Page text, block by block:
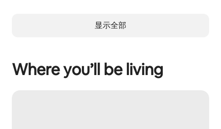
显示全部
Where you’ll be living